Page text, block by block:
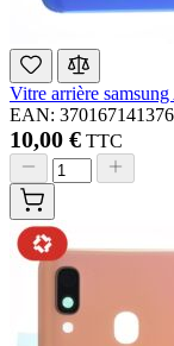
Vitre arrière
EAN:
10,00 € TTC